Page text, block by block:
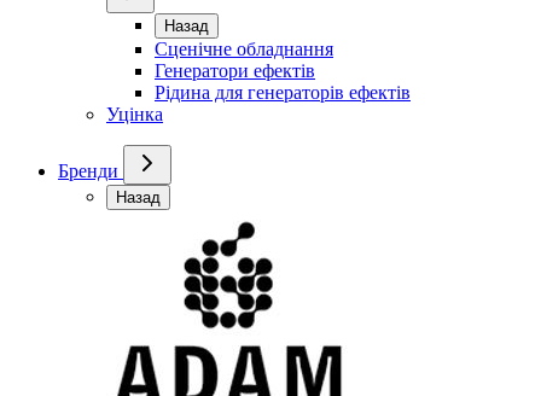
Назад
Сценічне обладнання
Генератори ефектів
Рідина для генераторів ефектів
Уцінка
Бренди
Назад